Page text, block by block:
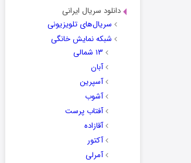
دانلود سریال ایرانی
سریال‌های تلویزیونی
شبکه نمایش خانگی
۱۳ شمالی
آبان
آسپرین
آشوب
آفتاب پرست
آقازاده
آکتور
آمرلی